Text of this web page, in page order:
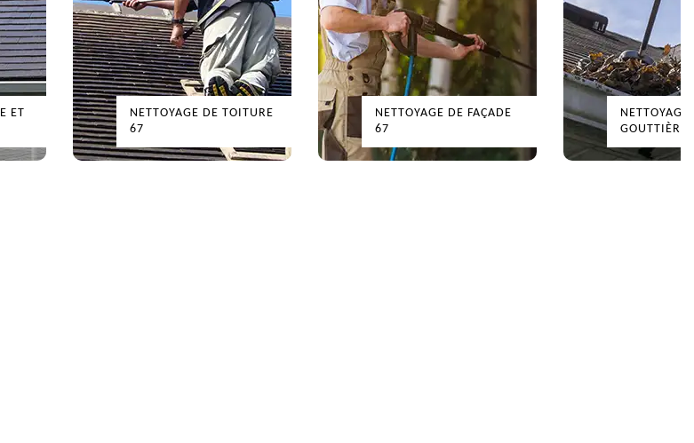
NETTOYAGE DE TOITURE
67
NETTOYAGE DE FAÇADE
NETTOYAGE DE
GOUTTIÈRES 67